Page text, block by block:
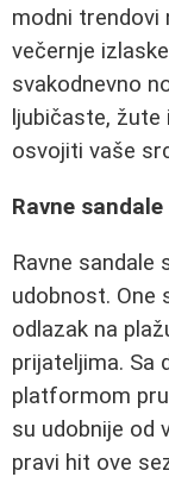
modni trendovi
večernje
svakodnevno
ljubičaste,
osvojiti vaše
Ravne
Ravne sandale
udobnost. One
odlazak na
prijateljima. Sa
platformom
su udobnije od
pravi hit ove